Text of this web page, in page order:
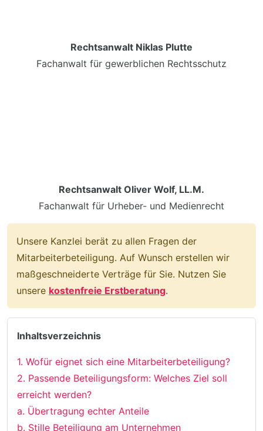
Rechtsanwalt Niklas Plutte
Fachanwalt für gewerblichen Rechtsschutz
Rechtsanwalt Oliver Wolf, LL.M.
Fachanwalt für Urheber- und Medienrecht
Unsere Kanzlei berät zu allen Fragen der
Mitarbeiterbeteiligung. Auf Wunsch erstellen wir
maßgeschneiderte Verträge für Sie. Nutzen Sie
unsere kostenfreie Erstberatung.
Inhaltsverzeichnis
1. Wofür eignet sich eine Mitarbeiterbeteiligung?
2. Passende Beteiligungsform: Welches Ziel soll
erreicht werden?
a. Übertragung echter Anteile
b. Stille Beteiligung am Unternehmen